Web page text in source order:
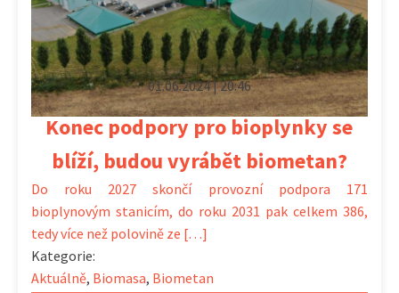
01.06.2024 | 20:46
Konec podpory pro bioplynky se
blíží, budou vyrábět biometan?
Do roku 2027 skončí provozní podpora 171
bioplynovým stanicím, do roku 2031 pak celkem 386,
tedy více než polovině ze […]
Kategorie:
Aktuálně, Biomasa, Biometan